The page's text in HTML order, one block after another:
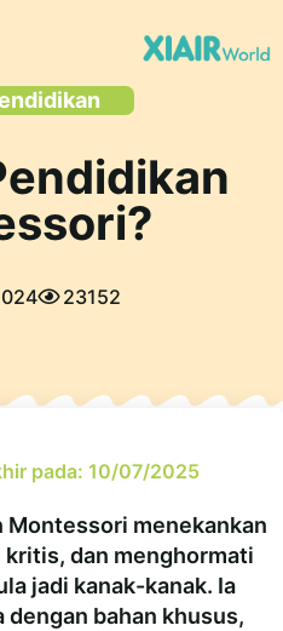
23152
pada: 10/07/2025
menekankan
dan menghormati
jadi kanak-kanak. Ia
bahan khusus,